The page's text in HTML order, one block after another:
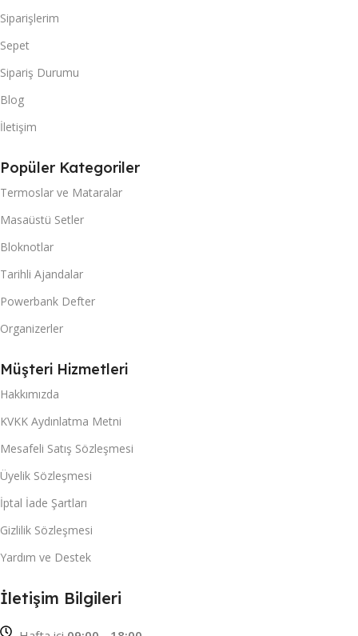
Siparişlerim
Sepet
Sipariş Durumu
Blog
İletişim
Popüler Kategoriler
Termoslar ve Mataralar
Masaüstü Setler
Bloknotlar
Tarihli Ajandalar
Powerbank Defter
Organizerler
Müşteri Hizmetleri
Hakkımızda
KVKK Aydınlatma Metni
Mesafeli Satış Sözleşmesi
Üyelik Sözleşmesi
İptal İade Şartları
Gizlilik Sözleşmesi
Yardım ve Destek
İletişim Bilgileri